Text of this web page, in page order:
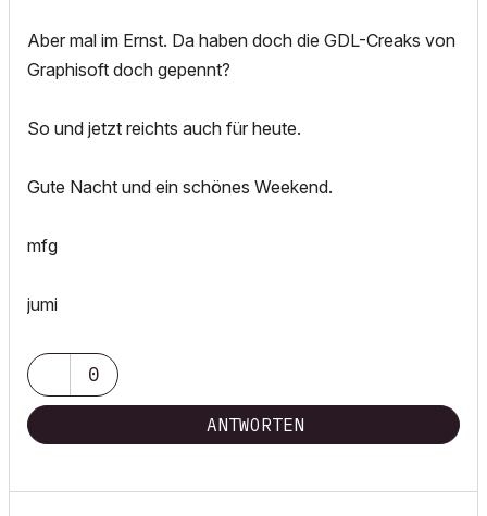
Aber mal im Ernst. Da haben doch die GDL-Creaks von
Graphisoft doch gepennt?
So und jetzt reichts auch für heute.
Gute Nacht und ein schönes Weekend.
mfg
jumi
0
ANTWORTEN